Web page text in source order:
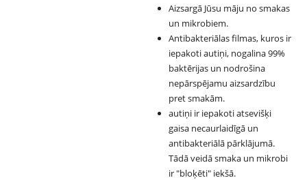
Aizsargā Jūsu māju no smakas
un mikrobiem.
Antibakteriālas filmas, kuros ir
iepakoti autiņi, nogalina 99%
baktērijas un nodrošina
nepārspējamu aizsardzību
pret smakām.
autiņi ir iepakoti atsevišķi
gaisa necaurlaidīgā un
antibakteriālā pārklājumā.
Tādā veidā smaka un mikrobi
ir "bloķēti" iekšā.